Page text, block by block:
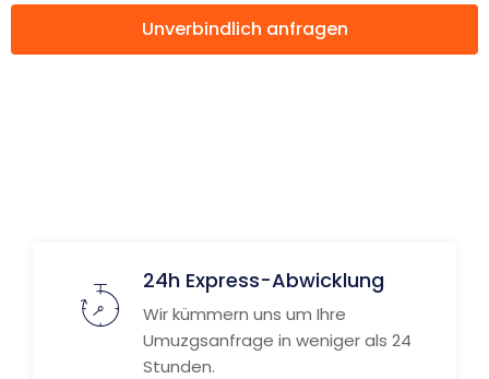
Unverbindlich anfragen
24h Express-Abwicklung
Wir kümmern uns um Ihre
Umuzgsanfrage in weniger als 24
Stunden.